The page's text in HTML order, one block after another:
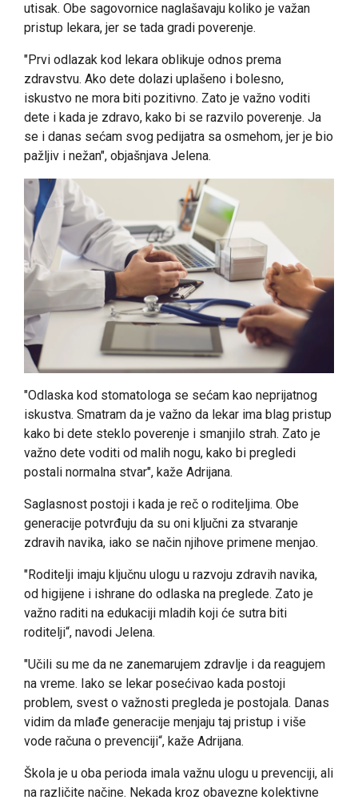
utisak. Obe sagovornice naglašavaju koliko je važan
pristup lekara, jer se tada gradi poverenje.
"Prvi odlazak kod lekara oblikuje odnos prema
zdravstvu. Ako dete dolazi uplašeno i bolesno,
iskustvo ne mora biti pozitivno. Zato je važno voditi
dete i kada je zdravo, kako bi se razvilo poverenje. Ja
se i danas sećam svog pedijatra sa osmehom, jer je bio
pažljiv i nežan", objašnjava Jelena.
"Odlaska kod stomatologa se sećam kao neprijatnog
iskustva. Smatram da je važno da lekar ima blag pristup
kako bi dete steklo poverenje i smanjilo strah. Zato je
važno dete voditi od malih nogu, kako bi pregledi
postali normalna stvar", kaže Adrijana.
Saglasnost postoji i kada je reč o roditeljima. Obe
generacije potvrđuju da su oni ključni za stvaranje
zdravih navika, iako se način njihove primene menjao.
"Roditelji imaju ključnu ulogu u razvoju zdravih navika,
od higijene i ishrane do odlaska na preglede. Zato je
važno raditi na edukaciji mladih koji će sutra biti
roditelji“, navodi Jelena.
"Učili su me da ne zanemarujem zdravlje i da reagujem
na vreme. Iako se lekar posećivao kada postoji
problem, svest o važnosti pregleda je postojala. Danas
vidim da mlađe generacije menjaju taj pristup i više
vode računa o prevenciji“, kaže Adrijana.
Škola je u oba perioda imala važnu ulogu u prevenciji, ali
na različite načine. Nekada kroz obavezne kolektivne